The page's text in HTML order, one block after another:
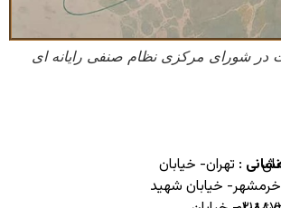
در شورای مرکزی نظام صنفی رایانه ای
نشانی : تهران- خیابان
خرمشهر- خیابان شهید